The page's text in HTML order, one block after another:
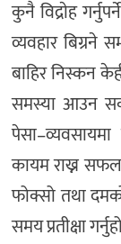
कुनै विद्राेह
व्यवहार बिग्रने
बाहिर निस्कन
समस्या आउन
कायम राख्न
फोक्सो तथा
समय प्रतीक्षा